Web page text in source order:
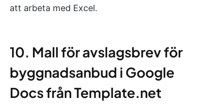
att arbeta med Excel.
10. Mall för avslagsbrev för
byggnadsanbud i Google
Docs från Template.net